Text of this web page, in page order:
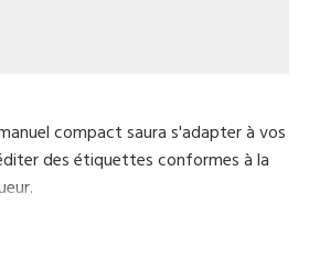
compact saura s'adapter à vos
des étiquettes conformes à la
linerless en boulangerie-
avec le kit de distributeur
l'impression continue